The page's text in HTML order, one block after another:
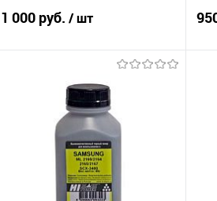
1 000 руб. / шт
Подписаться
Купить в 1 клик
Сравнение
В избранное